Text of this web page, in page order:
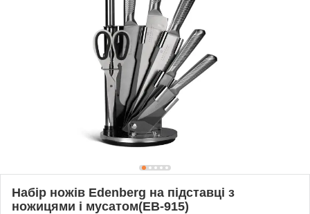
Набір ножів Edenberg на підставці з
ножицями і мусатом(EB-915)